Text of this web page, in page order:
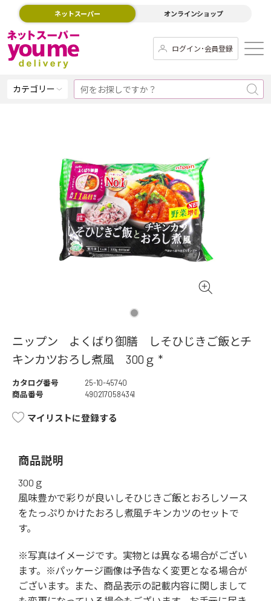
ネットスーパー オンラインショップ
ログイン･会員登録
カテゴリー
ニップン よくばり御膳 しそひじきご飯とチ
キンカツおろし煮風 300ｇ *
カタログ番号
25-10-45740
商品番号
4902170584341
マイリストに登録する
商品説明
300ｇ
風味豊かで彩りが良いしそひじきご飯とおろしソース
をたっぷりかけたおろし煮風チキンカツのセットで
す。
※写真はイメージです。実物とは異なる場合がござい
ます。※パッケージ画像は予告なく変更となる場合が
ございます。また、商品表示の記載内容に関しまして